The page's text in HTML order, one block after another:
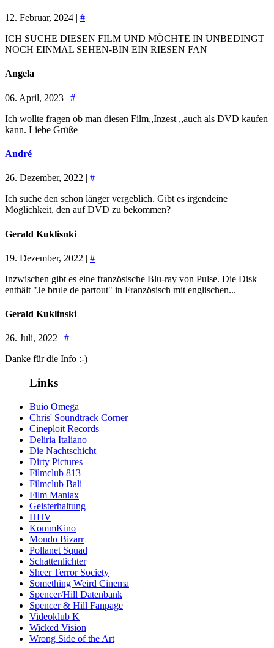
12. Februar, 2024 | #
ICH SUCHE DIESEN FILM UND MÖCHTE IN UNBEDINGT
NOCH EINMAL SEHEN-BIN EIN RIESEN FAN
Angela
06. April, 2023 | #
Ich wollte fragen ob man diesen Film,,Inzest ,,auch als DVD kaufen
kann. Liebe Grüße
André
26. Dezember, 2022 | #
Ich suche den schon länger vergeblich. Gibt es irgendeine
Möglichkeit, den auf DVD zu bekommen?
Gerald Kuklisnki
19. Dezember, 2022 | #
Inzwischen gibt es eine französische Blu-ray von Pulse. Die Disk
enthält "Je brule de partout" in Französisch mit englischen...
Gerald Kuklinski
26. Juli, 2022 | #
Danke für die Info :-)
Links
Buio Omega
Chris' Soundtrack Corner
Cineploit Records
Deliria Italiano
Die Nachtschicht
Dirty Pictures
Filmclub 813
Filmclub Bali
Film Maniax
Geisterhaltung
HHV
KommKino
Mondo Bizarr
Pollanet Squad
Schattenlichter
Sheer Terror Society
Something Weird Cinema
Spencer/Hill Datenbank
Spencer & Hill Fanpage
Videoklub K
Wicked Vision
Wrong Side of the Art